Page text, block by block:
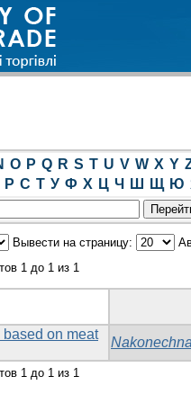
O P Q R S T U V W X Y
Р С Т У Ф Х Ц Ч Ш Щ Ю
Вывести на страницу:
1 до 1 из 1
on meat
1 до 1 из 1